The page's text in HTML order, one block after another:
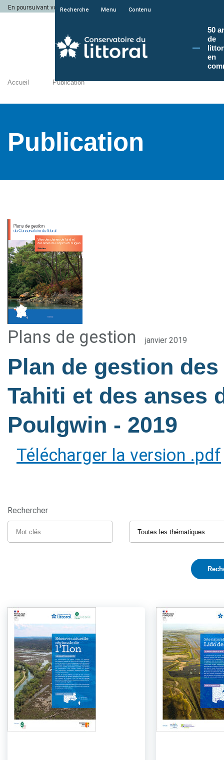
En poursuivant votre navigation sur le site du Conservatoire du littoral, vous
Recherche Menu Contenu
50
de
en
Accueil Publication
Publication
Plans de gestion janvier 2019
Plan de gestion
Tahiti et des anses
Poulgwin - 2019
Télécharger la version .pdf
Rechercher